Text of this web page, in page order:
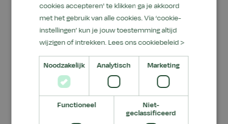
ontwikkelingen in de hippische educatie;
Een visie op hippisch onderwijs en
aandacht voor kwaliteitsverbetering;
Toont initiatieven tot persoonlijke
ontwikkeling;
Is werkzaam bij een door de overheid
erkende MBO of HBO opleiding of bij een
KNHS/ORUN erkende opleiding.
cookies accepteren' te klikken ga je akkoord
met het gebruik van alle cookies. Via ‘cookie-
instellingen’ kun je jouw toestemming altijd
wijzigen of intrekken. Lees ons cookiebeleid >
Noodzakelijk Analytisch Marketing
Functioneel
Niet-
geclassificeerd